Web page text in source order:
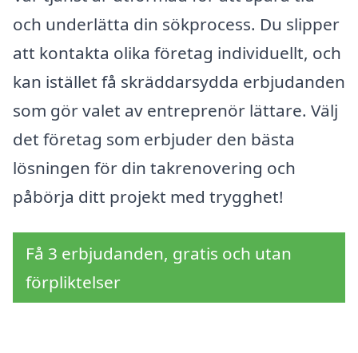
och underlätta din sökprocess. Du slipper
att kontakta olika företag individuellt, och
kan istället få skräddarsydda erbjudanden
som gör valet av entreprenör lättare. Välj
det företag som erbjuder den bästa
lösningen för din takrenovering och
påbörja ditt projekt med trygghet!
Få 3 erbjudanden, gratis och utan
förpliktelser